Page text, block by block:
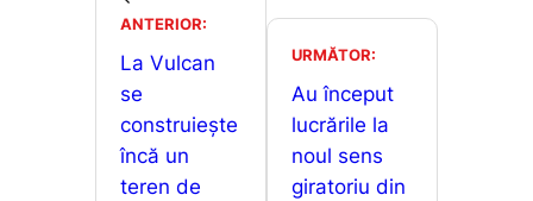
o
o
k
p
p
n
g
er
a
z
ă
ANTERIOR:
La Vulcan
se
construiește
încă un
teren de
URMĂTOR:
Au început
lucrările la
noul sens
giratoriu din